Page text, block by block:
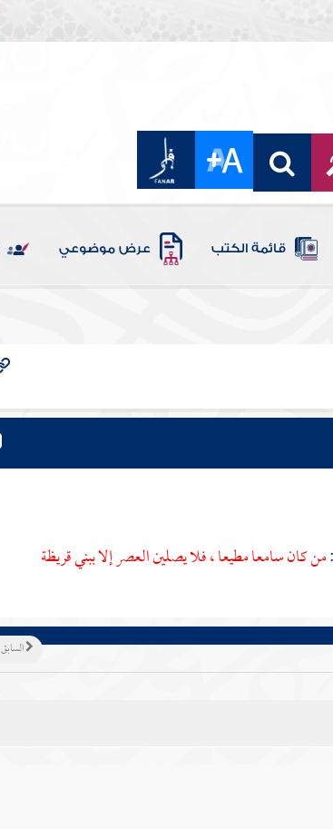
قائمة الكتب عرض موضوعي
من كان سامعا مطيعا ، فلا يصلين العصر إلاببني قريظة
السابق